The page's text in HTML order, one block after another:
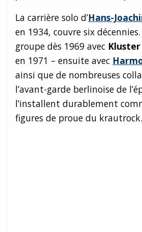
La carrière solo d’Hans-
en 1934, couvre six
groupe dès 1969 avec Kluster
en 1971 – ensuite avec
ainsi que de nombreuses
l’avant-garde berlinoise de
l’installent durablement
figures de proue du krautrock.